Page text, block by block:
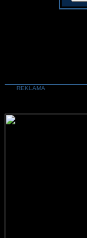
REKLAMA